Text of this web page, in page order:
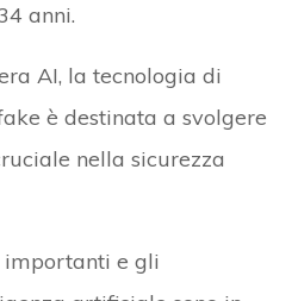
anni.
AI, la tecnologia di
è destinata a svolgere
nella sicurezza
importanti e gli